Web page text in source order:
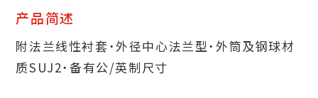
产品简述
附法兰线性衬套˙外径中心法兰型˙外筒及钢球材
质SUJ2˙备有公/英制尺寸